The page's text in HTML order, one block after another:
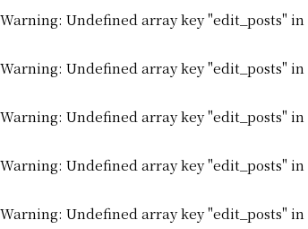
Warning: Undefined array key "edit_posts" in
Warning: Undefined array key "edit_posts" in
Warning: Undefined array key "edit_posts" in
Warning: Undefined array key "edit_posts" in
Warning: Undefined array key "edit_posts" in